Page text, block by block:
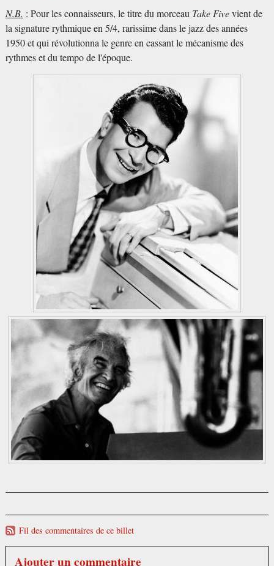
N.B. : Pour les connaisseurs, le titre du morceau Take Fivevient de
la signature rythmique en 5/4, rarissime dans le jazz des années
1950 et qui révolutionna le genre en cassant le mécanisme des
rythmes et du tempo de l'époque.
Fil des commentaires de ce billet
Ajouter un commentaire